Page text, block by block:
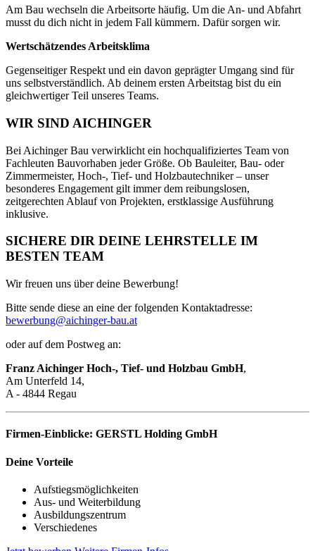
Am Bau wechseln die Arbeitsorte häufig. Um die An- und Abfahrt
musst du dich nicht in jedem Fall kümmern. Dafür sorgen wir.
Wertschätzendes Arbeitsklima
Gegenseitiger Respekt und ein davon geprägter Umgang sind für
uns selbstverständlich. Ab deinem ersten Arbeitstag bist du ein
gleichwertiger Teil unseres Teams.
WIR SIND AICHINGER
Bei Aichinger Bau verwirklicht ein hochqualifiziertes Team von
Fachleuten Bauvorhaben jeder Größe. Ob Bauleiter, Bau- oder
Zimmermeister, Hoch-, Tief- und Holzbautechniker – unser
besonderes Engagement gilt immer dem reibungslosen,
zeitgerechten Ablauf von Projekten, erstklassige Ausführung
inklusive.
SICHERE DIR DEINE LEHRSTELLE IM
BESTEN TEAM
Wir freuen uns über deine Bewerbung!
Bitte sende diese an eine der folgenden Kontaktadresse:
bewerbung@aichinger-bau.at
oder auf dem Postweg an:
Franz Aichinger Hoch-, Tief- und Holzbau GmbH,
Am Unterfeld 14,
A - 4844 Regau
Firmen-Einblicke: GERSTL Holding GmbH
Deine Vorteile
Aufstiegsmöglichkeiten
Aus- und Weiterbildung
Ausbildungszentrum
Verschiedenes